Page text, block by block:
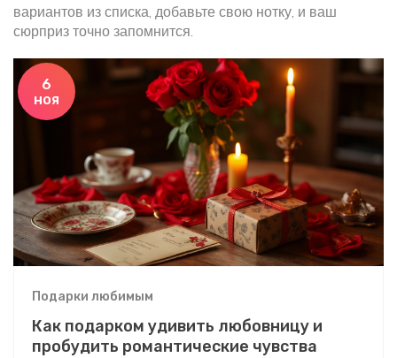
вариантов из списка, добавьте свою нотку, и ваш
сюрприз точно запомнится.
6
ноя
Подарки любимым
Как подарком удивить любовницу и
пробудить романтические чувства